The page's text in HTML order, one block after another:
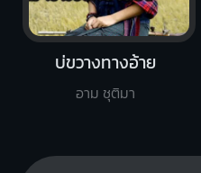
บ่ขวางทางอ้าย
อาม ชุติมา